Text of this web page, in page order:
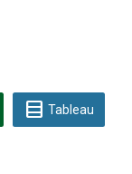
table_rows Tableau